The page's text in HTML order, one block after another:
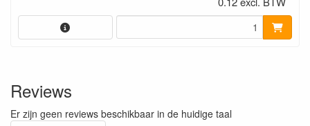
Reviews
Er zijn geen reviews beschikbaar in de huidige taal